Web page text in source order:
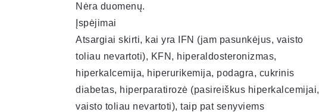
Nėra duomenų.
Įspėjimai
Atsargiai skirti, kai yra IFN (jam pasunkėjus, vaisto
toliau nevartoti), KFN, hiperaldosteronizmas,
hiperkalcemija, hiperurikemija, podagra, cukrinis
diabetas, hiperparatirozė (pasireiškus hiperkalcemijai,
vaisto toliau nevartoti), taip pat senyviems